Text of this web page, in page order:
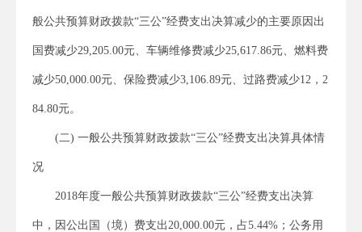
般公共预算财政拨款“三公”经费支出决算减少的主要原因出
国费减少29,205.00元、车辆维修费减少25,617.86元、燃料费
减少50,000.00元、保险费减少3,106.89元、过路费减少12，2
84.80元。
(二) 一般公共预算财政拨款“三公”经费支出决算具体情
况
2018年度一般公共预算财政拨款“三公”经费支出决算
中，因公出国（境）费支出20,000.00元，占5.44%；公务用